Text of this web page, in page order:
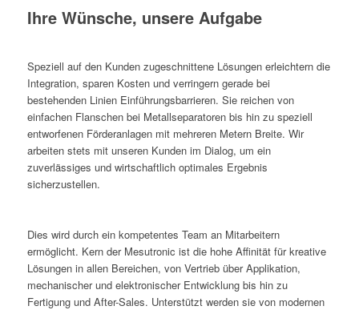
Ihre Wünsche, unsere Aufgabe
Speziell auf den Kunden zugeschnittene Lösungen erleichtern die
Integration, sparen Kosten und verringern gerade bei
bestehenden Linien Einführungsbarrieren. Sie reichen von
einfachen Flanschen bei Metallseparatoren bis hin zu speziell
entworfenen Förderanlagen mit mehreren Metern Breite. Wir
arbeiten stets mit unseren Kunden im Dialog, um ein
zuverlässiges und wirtschaftlich optimales Ergebnis
sicherzustellen.
Dies wird durch ein kompetentes Team an Mitarbeitern
ermöglicht. Kern der Mesutronic ist die hohe Affinität für kreative
Lösungen in allen Bereichen, von Vertrieb über Applikation,
mechanischer und elektronischer Entwicklung bis hin zu
Fertigung und After-Sales. Unterstützt werden sie von modernen